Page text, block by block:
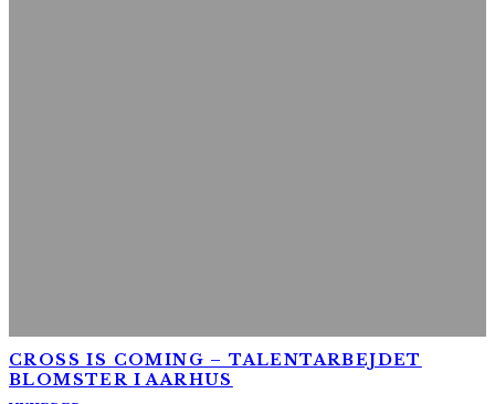
CROSS IS COMING – TALENTARBEJDET
BLOMSTER I AARHUS